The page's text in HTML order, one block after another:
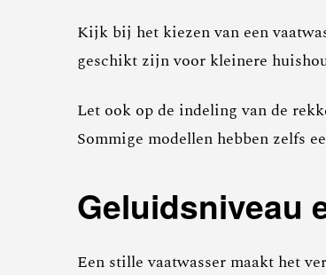
Kijk bij het kiezen van een
geschikt zijn voor kleinere
Let ook op de indeling van de
Sommige modellen hebben zelfs
Geluidsniveau
Een stille vaatwasser maakt het